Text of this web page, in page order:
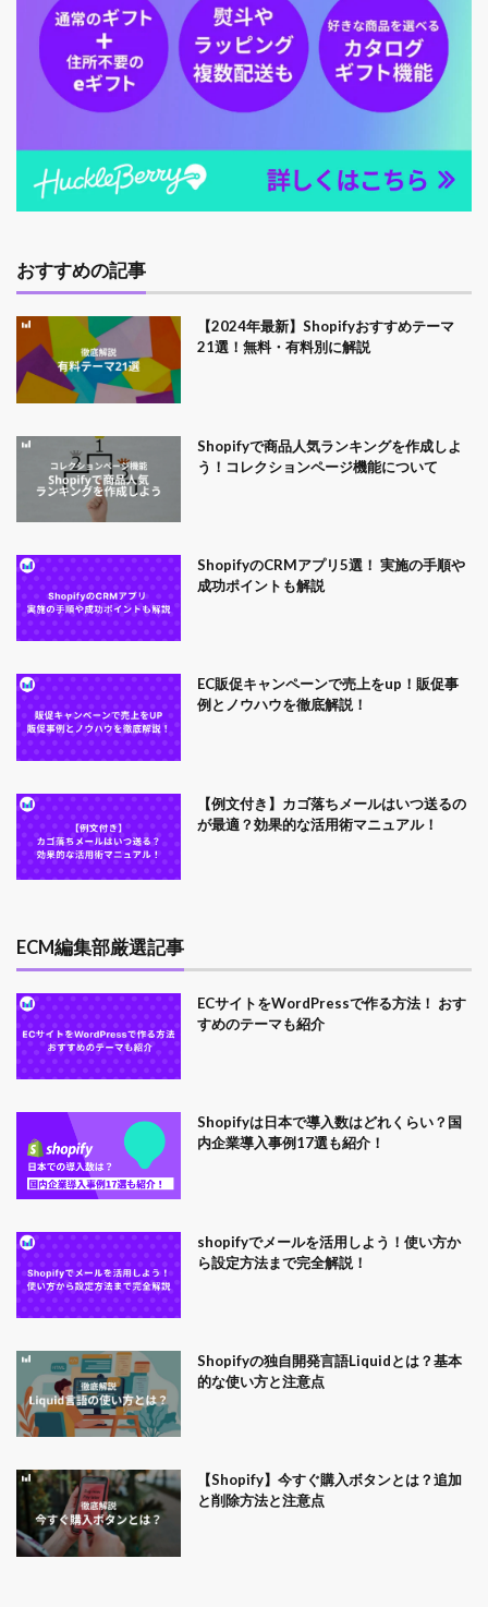
おすすめの記事
【2024年最新】Shopifyおすすめテーマ
21選！無料・有料別に解説
Shopifyで商品人気ランキングを作成しよ
う！コレクションページ機能について
ShopifyのCRMアプリ5選！ 実施の手順や
成功ポイントも解説
EC販促キャンペーンで売上をup！販促事
例とノウハウを徹底解説！
【例文付き】カゴ落ちメールはいつ送るの
が最適？効果的な活用術マニュアル！
ECM編集部厳選記事
ECサイトをWordPressで作る方法！ おす
すめのテーマも紹介
Shopifyは日本で導入数はどれくらい？国
内企業導入事例17選も紹介！
shopifyでメールを活用しよう！使い方か
ら設定方法まで完全解説！
Shopifyの独自開発言語Liquidとは？基本
的な使い方と注意点
【Shopify】今すぐ購入ボタンとは？追加
と削除方法と注意点